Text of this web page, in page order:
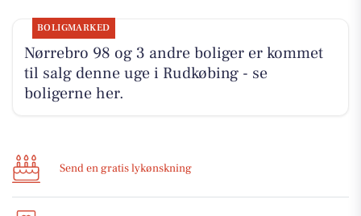
BOLIGMARKED
Nørrebro 98 og 3 andre boliger er kommet
til salg denne uge i Rudkøbing - se
boligerne her.
Send en gratis lykønskning